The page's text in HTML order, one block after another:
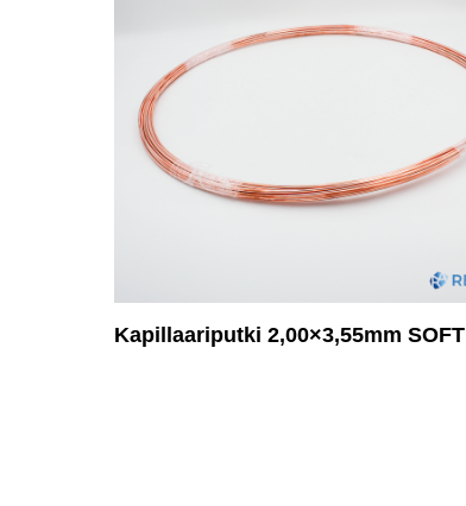
Kapillaariputki 2,00×3,55mm SOFT